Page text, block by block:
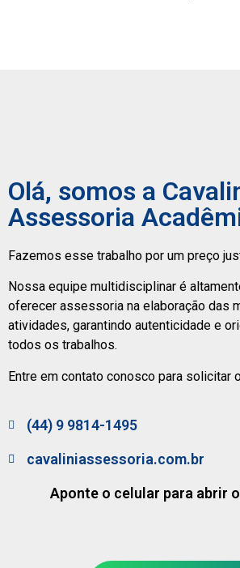
Olá, somos a
Assessoria
Fazemos esse trabalho por um preço
Nossa equipe multidisciplinar é
oferecer assessoria na elaboração das
atividades, garantindo autenticidade e
todos os trabalhos.
Entre em contato conosco para solicitar
(44) 9 9814-1495
cavaliniassessoria.com.br
Aponte o celular para abrir